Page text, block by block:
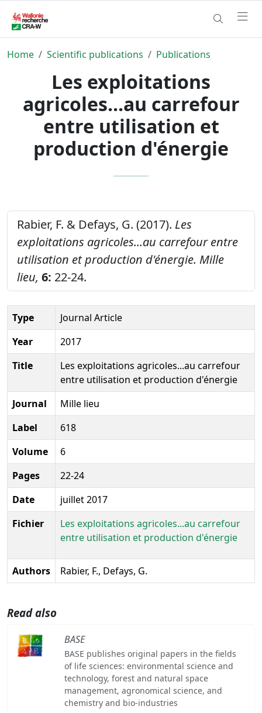
Home Scientific publications Publications
Les exploitations
agricoles...au carrefour
entre utilisation et
production d'énergie
Rabier, F. & Defays, G. (2017). Les
exploitations agricoles...au carrefour entre
utilisation et production d'énergie. Mille
lieu, 6: 22-24.
Type
Journal Article
Year
2017
Title
Les exploitations agricoles...au carrefour
entre utilisation et production d'énergie
Journal
Mille lieu
Label
618
Volume
6
Pages
22-24
Date
juillet 2017
Fichier
Les exploitations agricoles...au carrefour
entre utilisation et production d'énergie
Authors Rabier, F., Defays, G.
Read also
BASE
BASE publishes original papers in the fields
of life sciences: environmental science and
technology, forest and natural space
management, agronomical science, and
chemistry and bio-industries